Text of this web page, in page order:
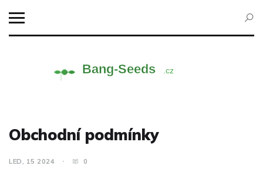
Obchodní podmínky
LED, 15 2024 0